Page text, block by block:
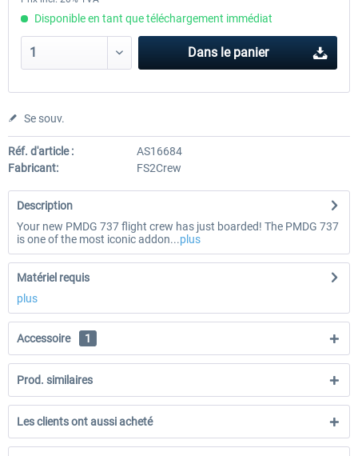
Disponible en tant que téléchargement immédiat
Dans le panier
Se souv.
Réf. d'article :
AS16684
Fabricant:
FS2Crew
Description
Your new PMDG 737 flight crew has just boarded! The PMDG 737
is one of the most iconic addon...plus
Matériel requis
plus
Accessoire 1
Prod. similaires
Les clients ont aussi acheté